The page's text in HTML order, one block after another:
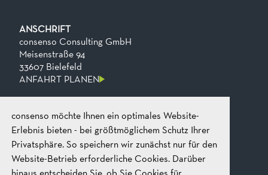
consenso möchte Ihnen ein optimales Website-
Erlebnis bieten - bei größtmöglichem Schutz Ihrer
Privatsphäre. So speichern wir zunächst nur für den
Website-Betrieb erforderliche Cookies. Darüber
ANSCHRIFT
consenso Consulting GmbH
Meisenstraße 94
33607 Bielefeld
ANFAHRT PLANEN
KONTAKT
Telefon
Fax
E-mail
+49 521 2606 0
+49​ 521​ 2606​ 199
mail@consenso.de
GEPRÄCH STARTEN